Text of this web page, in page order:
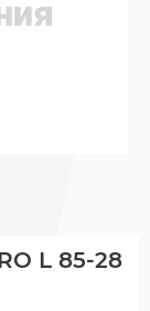
L 85-28